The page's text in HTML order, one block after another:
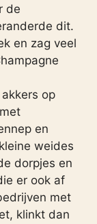
de
dit.
en zag veel
op
en
weides
dorpjes en
er ook af
met
klinkt dan